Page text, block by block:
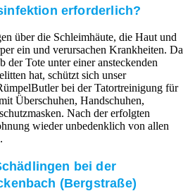
erforderlich?
über die Schleimhäute, die Haut und
ein und verursachen Krankheiten. Da
der Tote unter einer ansteckenden
hat, schützt sich unser
bei der Tatortreinigung für
Überschuhen, Handschuhen,
Nach der erfolgten
wieder unbedenklich von allen
bei der
(Bergstraße)